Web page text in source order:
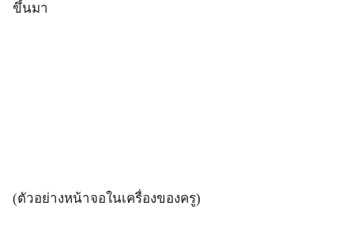
ขึ้นมา
(ตัวอย่างหน้าจอในเครื่องของครู)